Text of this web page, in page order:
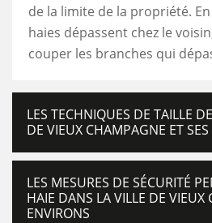
de la limite de la propriété.
haies dépassent chez le
couper les branches qui
LES TECHNIQUES DE TAILLE
DE VIEUX CHAMPAGNE ET
LES MESURES DE SÉCURITÉ
HAIE DANS LA VILLE DE VIEUX
ENVIRONS